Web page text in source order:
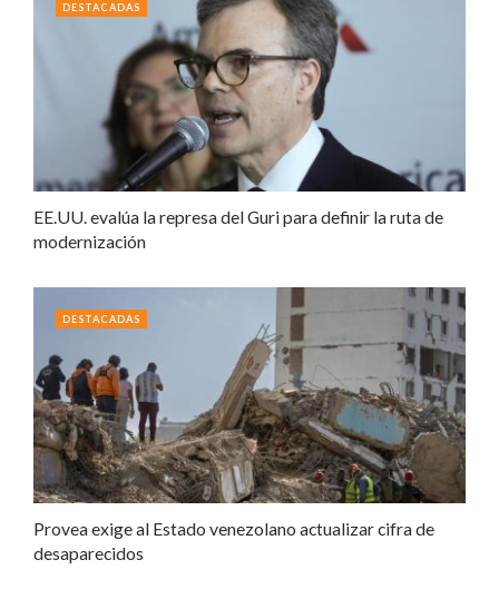
EE.UU. evalúa la represa del Guri para definir la ruta de
modernización
DESTACADAS
Provea exige al Estado venezolano actualizar cifra de
desaparecidos
DESTACADAS